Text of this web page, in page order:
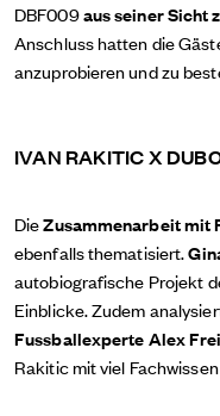
DBF009aus seiner Sicht
Anschluss hatten die
anzuprobieren und zu
IVAN RAKITIC X
DieZusammenarbeit mit
ebenfalls thematisiert.
autobiografische Projekt
Einblicke. Zudem
Fussballexperte Alex Frei
Rakitic mit viel